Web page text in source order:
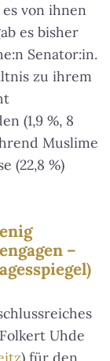
von ihnen
es bisher
Senator:in.
zu ihrem
(1,9 %, 8
Muslime
(22,8 %)
–
Uhde